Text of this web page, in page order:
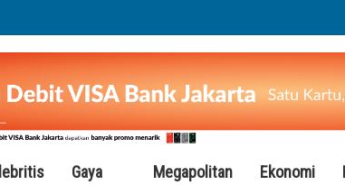
Gaya
Megapolitan Ekonomi